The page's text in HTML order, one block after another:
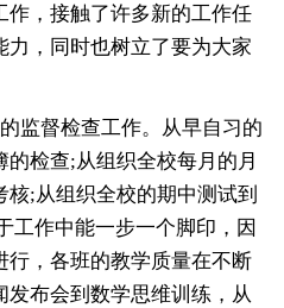
，接触了许多新的工作任
，同时也树立了要为大家
督检查工作。从早自习的
检查;从组织全校每月的月
;从组织全校的期中测试到
工作中能一步一个脚印，因
行，各班的教学质量在不断
布会到数学思维训练，从